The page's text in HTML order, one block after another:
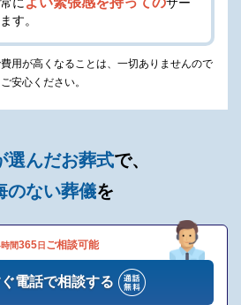
す。
用が高くなることは、一切ありませんので
ご安心ください。
選んだお葬式で、
のない葬儀を
時間365日 ご相談可能
電話で相談する